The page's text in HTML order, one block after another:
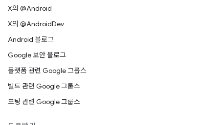
X의 @Android
X의 @AndroidDev
Android 블로그
Google 보안 블로그
플랫폼 관련 Google 그룹스
빌드 관련 Google 그룹스
포팅 관련 Google 그룹스